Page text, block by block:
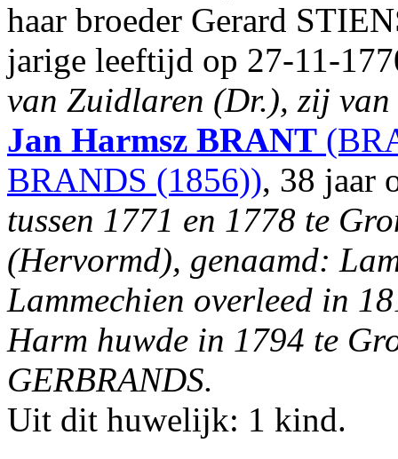
haar broeder Gerard
jarige leeftijd op 27-11-
van Zuidlaren (Dr.), zij
Jan Harmsz BRANT
BRANDS (1856)), 38 jaar
tussen 1771 en 1778 te
(Hervormd), genaamd:
Lammechien overleed in
Harm huwde in 1794 te
GERBRANDS.
Uit dit huwelijk: 1 kind.